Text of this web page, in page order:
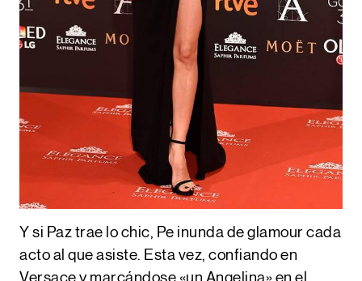
Y si Paz trae lo chic, Pe inunda de glamour cada
acto al que asiste. Esta vez, confiando en